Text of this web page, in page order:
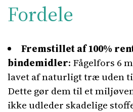
Fordele
Fremstillet af 100%
bindemidler: Fågelfors 6
lavet af naturligt træ uden
Dette gør dem til et
ikke udleder skadelige